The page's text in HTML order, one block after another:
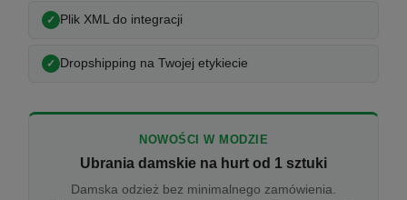
Plik XML do integracji
Dropshipping na Twojej etykiecie
NOWOŚCI W MODZIE
Ubrania damskie na hurt od 1 sztuki
Damska odzież bez minimalnego zamówienia.